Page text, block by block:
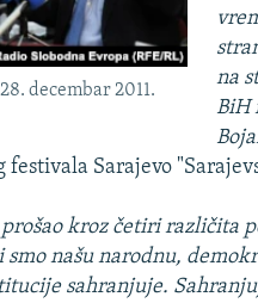
decembar 2011.
na
BiH
Sarajevo
kroz četiri različita
našu narodnu,
sahranjuje.